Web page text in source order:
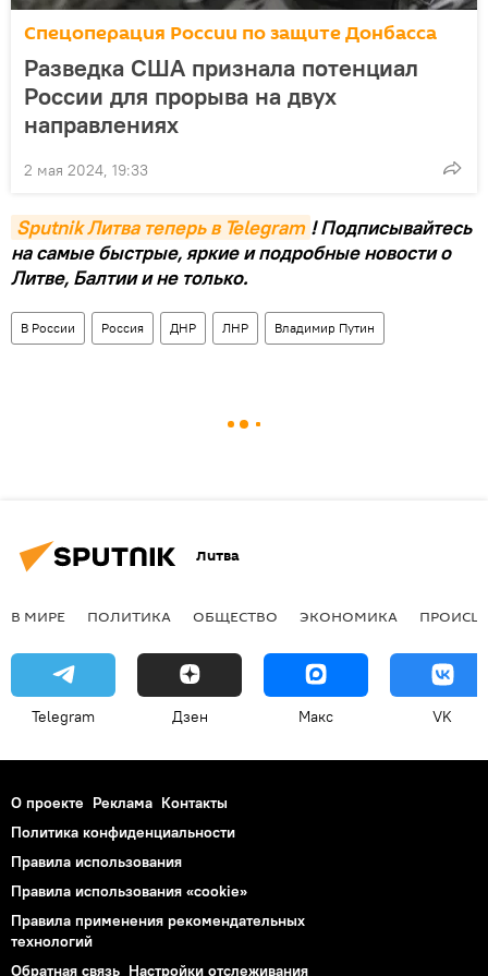
Спецоперация России по защите Донбасса
Разведка США признала потенциал
России для прорыва на двух
направлениях
2 мая 2024, 19:33
Sputnik Литва теперь в Telegram ! Подписывайтесь
на самые быстрые, яркие и подробные новости о
Литве, Балтии и не только.
В России Россия ДНР ЛНР Владимир Путин
Литва
В МИРЕ ПОЛИТИКА ОБЩЕСТВО ЭКОНОМИКА
Telegram Дзен Макс VK
О проекте Реклама Контакты
Политика конфиденциальности
Правила использования
Правила использования «cookie»
Правила применения рекомендательных
технологий
Обратная связь Настройки отслеживания